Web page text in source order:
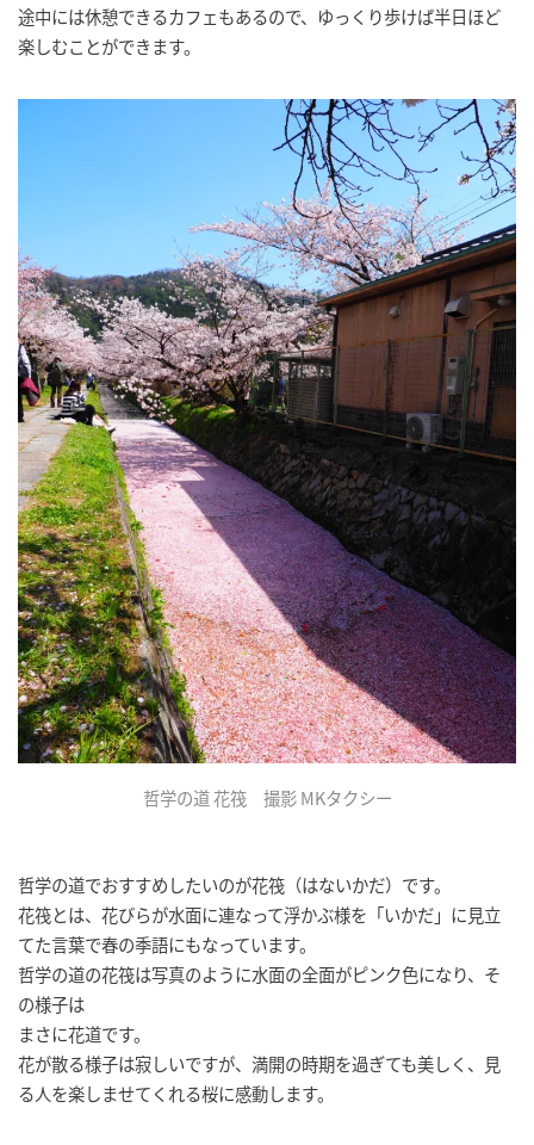
途中には休憩できるカフェもあるので、ゆっくり歩けば半日ほど
楽しむことができます。
哲学の道 花筏 撮影 MKタクシー
哲学の道でおすすめしたいのが花筏（はないかだ）です。
花筏とは、花びらが水面に連なって浮かぶ様を「いかだ」に見立
てた言葉で春の季語にもなっています。
哲学の道の花筏は写真のように水面の全面がピンク色になり、そ
の様子は
まさに花道です。
花が散る様子は寂しいですが、満開の時期を過ぎても美しく、見
る人を楽しませてくれる桜に感動します。